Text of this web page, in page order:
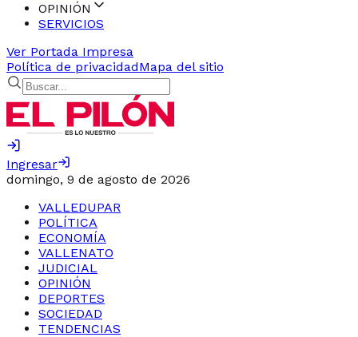
OPINIÓN
SERVICIOS
Ver Portada Impresa
Política de privacidadMapa del sitio
Ingresar
domingo, 9 de agosto de 2026
VALLEDUPAR
POLÍTICA
ECONOMÍA
VALLENATO
JUDICIAL
OPINIÓN
DEPORTES
SOCIEDAD
TENDENCIAS